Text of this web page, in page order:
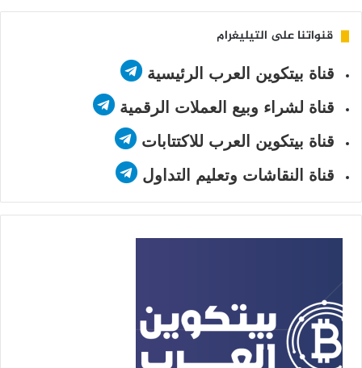
قنواتنا على التيليغرام
قناة بيتكوين العرب الرئيسية
قناة لشراء وبيع العملات الرقمية
قناة بيتكوين العرب للاكتتابات
قناة النقاشات وتعليم التداول